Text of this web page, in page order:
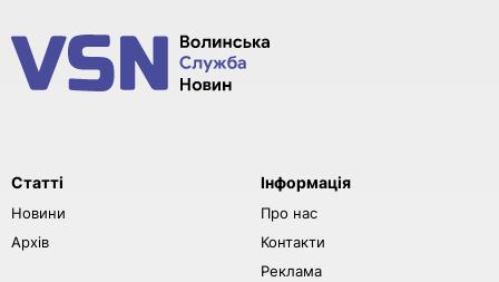
Статті
Новини
Архів
Інформація
Про нас
Контакти
Реклама